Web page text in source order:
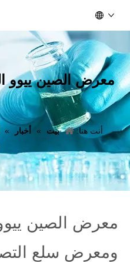
معرض الصين ييوو
أنت هنا: بيت » أخبار »
معرض الصين
ومعرض سلع